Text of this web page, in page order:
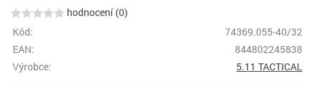
hodnocení (0)
Kód:
74369.055-40/32
EAN:
844802245838
Výrobce:
5.11 TACTICAL